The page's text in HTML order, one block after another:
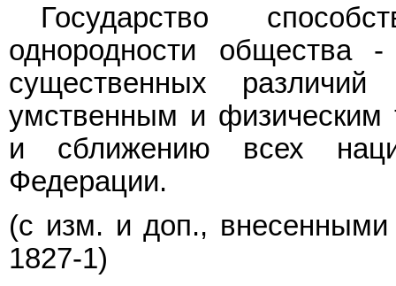
Государство
однородности общества
существенных
умственным и физическим
и сближению всех
Федерации.
(с изм. и доп.,
1827-1)